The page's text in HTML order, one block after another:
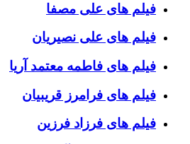
فیلم های علی مصفا
فیلم های علی نصیریان
فیلم های فاطمه معتمد آریا
فیلم های فرامرز قریبیان
فیلم های فرزاد فرزین